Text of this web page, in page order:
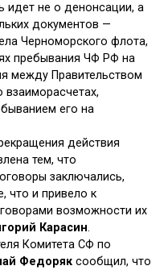
идет не о денонсации, а
документов —
Черноморского флота,
пребывания ЧФ РФ на
между Правительством
его на
действия
тем, что
заключались,
что и привело к
возможности их
Карасин.
Комитета СФ по
Федоряк сообщил, что